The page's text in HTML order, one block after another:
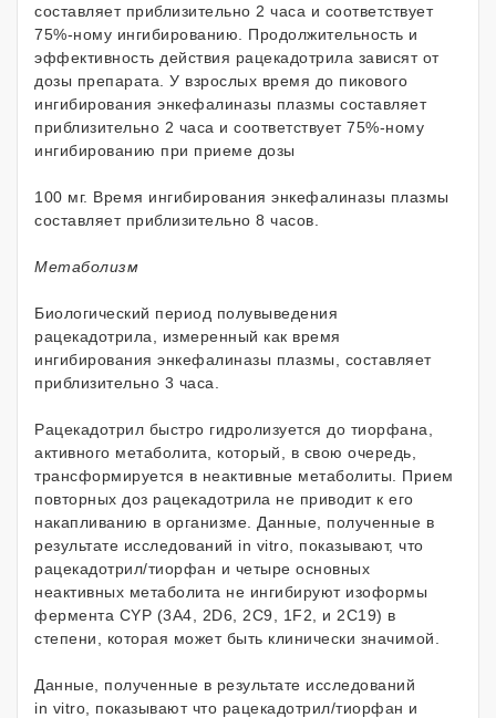
составляет приблизительно 2 часа и соответствует
75%-ному ингибированию. Продолжительность и
эффективность действия рацекадотрила зависят от
дозы препарата. У взрослых время до пикового
ингибирования энкефалиназы плазмы составляет
приблизительно 2 часа и соответствует 75%-ному
ингибированию при приеме дозы
100 мг. Время ингибирования энкефалиназы плазмы
составляет приблизительно 8 часов.
Метаболизм
Биологический период полувыведения
рацекадотрила, измеренный как время
ингибирования энкефалиназы плазмы, составляет
приблизительно 3 часа.
Рацекадотрил быстро гидролизуется до тиорфана,
активного метаболита, который, в свою очередь,
трансформируется в неактивные метаболиты. Прием
повторных доз рацекадотрила не приводит к его
накапливанию в организме. Данные, полученные в
результате исследований in vitro, показывают, что
рацекадотрил/тиорфан и четыре основных
неактивных метаболита не ингибируют изоформы
фермента CYP (3А4, 2D6, 2C9, 1F2, и 2C19) в
степени, которая может быть клинически значимой.
Данные, полученные в результате исследований
in vitro, показывают что рацекадотрил/тиорфан и